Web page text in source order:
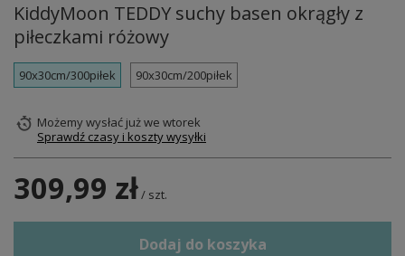
KiddyMoon TEDDY suchy basen okrągły z
piłeczkami różowy
90x30cm/300piłek 90x30cm/200piłek
Możemy wysłać jużwe wtorek
Sprawdź czasy i koszty wysyłki
309,99 zł/ szt.
Dodaj do koszyka